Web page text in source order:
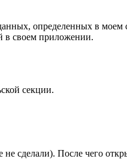
определенных в
в своем приложении.
секции.
не сделали). После чего